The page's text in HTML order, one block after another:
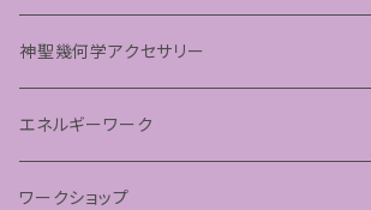
パステルマンダラアート
神聖幾何学アクセサリー
ペンダント
エネルギーワーク
フラーレンプロテクション
ワークショップ